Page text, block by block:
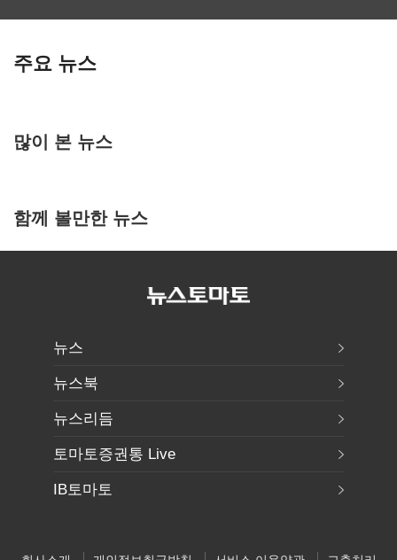
주요 뉴스
많이 본 뉴스
함께 볼만한 뉴스
뉴스
뉴스북
뉴스리듬
토마토증권통 Live
IB토마토